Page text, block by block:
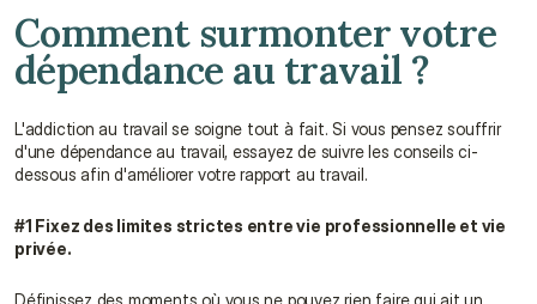
Comment surmonter votre
dépendance au travail ?
L'addiction au travail se soigne tout à fait. Si vous pensez souffrir
d'une dépendance au travail, essayez de suivre les conseils ci-
dessous afin d'améliorer votre rapport au travail.
#1 Fixez des limites strictes entre vie professionnelle et vie
privée.
Définissez des moments où vous ne pouvez rien faire qui ait un